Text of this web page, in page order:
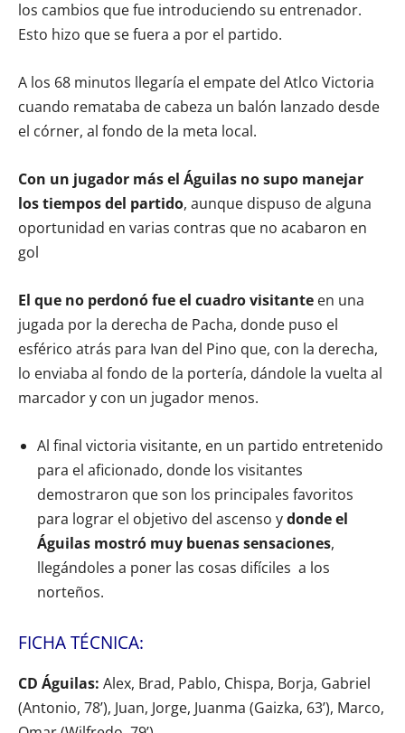
los cambios que fue introduciendo su entrenador.
Esto hizo que se fuera a por el partido.
A los 68 minutos llegaría el empate del Atlco Victoria
cuando remataba de cabeza un balón lanzado desde
el córner, al fondo de la meta local.
Con un jugador más el Águilas no supo manejar
los tiempos del partido, aunque dispuso de alguna
oportunidad en varias contras que no acabaron en
gol
El que no perdonó fue el cuadro visitante en una
jugada por la derecha de Pacha, donde puso el
esférico atrás para Ivan del Pino que, con la derecha,
lo enviaba al fondo de la portería, dándole la vuelta al
marcador y con un jugador menos.
Al final victoria visitante, en un partido entretenido
para el aficionado, donde los visitantes
demostraron que son los principales favoritos
para lograr el objetivo del ascenso ydonde el
Águilas mostró muy buenas sensaciones,
llegándoles a poner las cosas difíciles a los
norteños.
FICHA TÉCNICA:
CD Águilas: Alex, Brad, Pablo, Chispa, Borja, Gabriel
(Antonio, 78’), Juan, Jorge, Juanma (Gaizka, 63’), Marco,